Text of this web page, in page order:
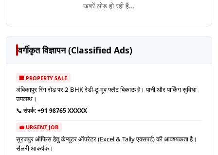
खबरें लोड हो रही हैं...
वर्गीकृत विज्ञापन (Classified Ads)
🏢 PROPERTY SALE
अंबिकापुर रिंग रोड पर 2 BHK रेडी-टू-मूव फ्लैट बिकाऊ है। पानी और पार्किंग सुविधा
उपलब्ध।
📞 संपर्क:+91 98765 XXXXX
💼 URGENT JOB
सूरजपुर ऑफिस हेतु कंप्यूटर ऑपरेटर (Excel & Tally एक्सपर्ट) की आवश्यकता है।
सैलरी आकर्षक।